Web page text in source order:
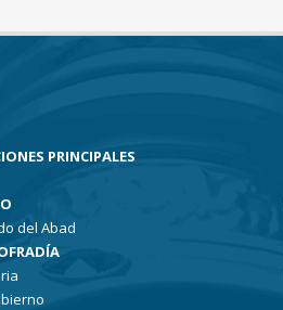
PRINCIPALES
del Abad